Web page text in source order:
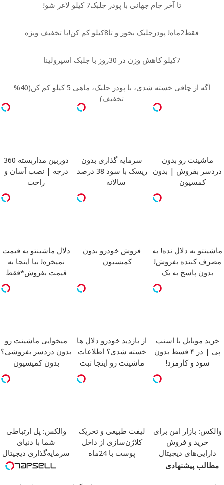
تا آخر جام جهانی با پودر جلبک7 کیلو لاغر شو!
فقط2ماه! پودرجلبک بخور و تا8کیلو کم کن!با تخفیف ویژه
7کیلو کاهش وزن در 30روز با جلبک اسپرولینا
اگه از چاقی خسته شدی، با پودر جلبک، ماهی 5 کیلو کم کن(40%
تخفیف)
ماشینت رو بدون
دردسر بفروش | بدون
کمسیون
سرمایه گذاری بدون
ریسک با سود 38 درصد
سالانه
دوربین مداربسته 360
درجه | نصب آسان و
راحت
ماشینتو به دلال نده! به
مصرف کننده بفروش!
بدون پاسخ به یک
فروش خودرو بدون
کمیسیون
دلال ماشینتو به قیمت
نمیخره! بیا اینجا به
قیمت بفروش*فقط
خرید موبایل با اسنپ
پی | در ۴ قسط بدون
سود و کارمزد!
از بازدید خودرو دلال ها
خسته شدی؟ اطلاعات
ماشینت رو اینجا ثبت
میخوایی ماشینت رو
بدون دردسر بفروشی؟
بدون کمیسیون
والکس: بازار امن برای
خرید و فروش
دارایی‌های دیجیتال
لیفت طبیعی و تحریک
کلاژن‌سازی از داخل
پوست با 24ماه
والکس: پل ارتباطی
شما با دنیای
سرمایه‌گذاری دیجیتال
مطالب پیشنهادی